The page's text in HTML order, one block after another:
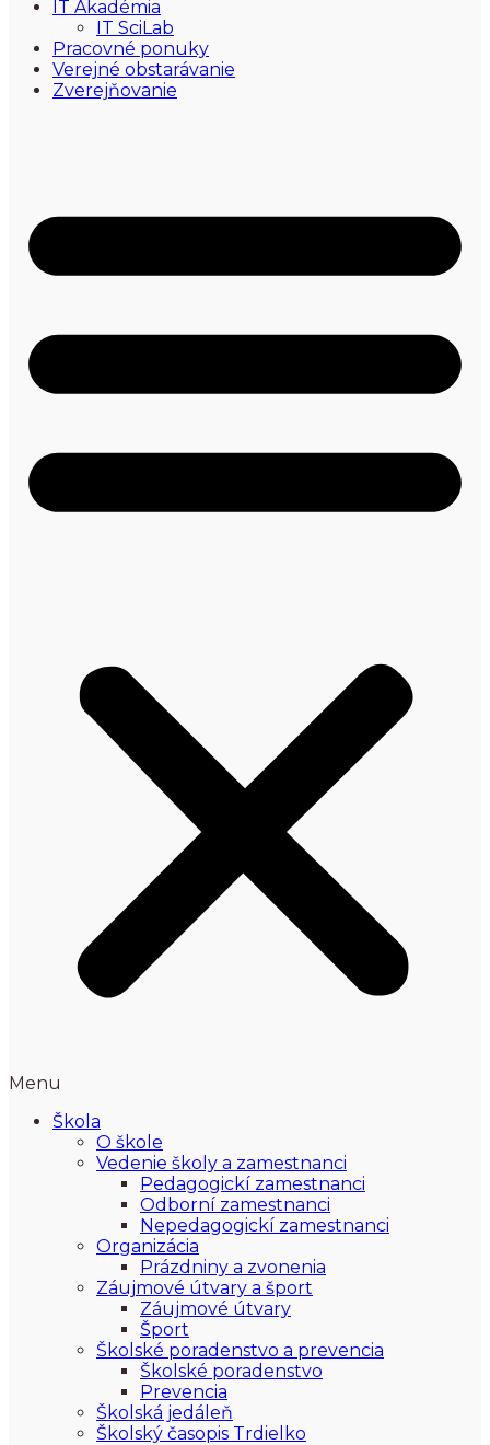
IT Akadémia
IT SciLab
Pracovné ponuky
Verejné obstarávanie
Zverejňovanie
Menu
Škola
O škole
Vedenie školy a zamestnanci
Pedagogickí zamestnanci
Odborní zamestnanci
Nepedagogickí zamestnanci
Organizácia
Prázdniny a zvonenia
Záujmové útvary a šport
Záujmové útvary
Šport
Školské poradenstvo a prevencia
Školské poradenstvo
Prevencia
Školská jedáleň
Školský časopis Trdielko